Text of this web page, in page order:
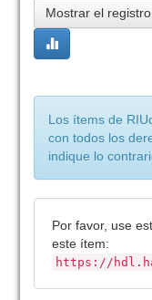
Mostrar el
Los ítems de
con todos los
indique lo
Por favor, use
este ítem:
https://